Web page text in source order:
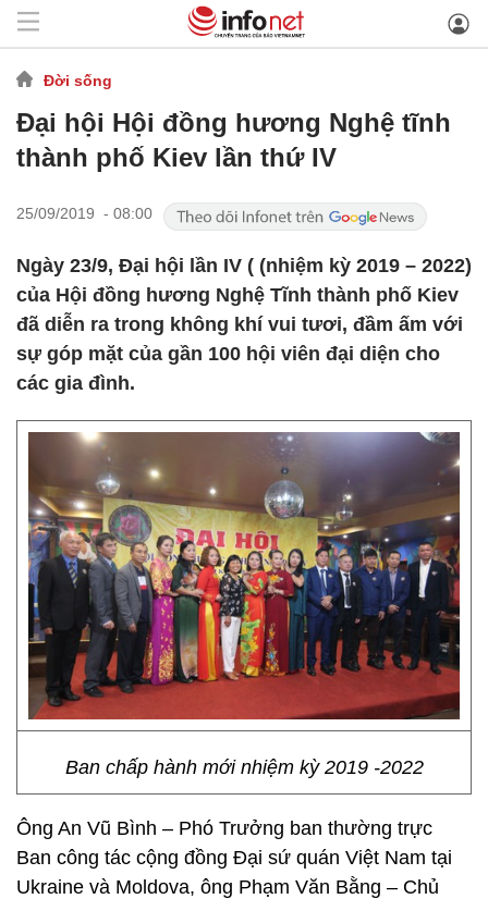
Đời sống
Đại hội Hội đồng hương Nghệ tĩnh
thành phố Kiev lần thứ IV
25/09/2019 - 08:00
​Ngày 23/9, Đại hội lần IV ( (nhiệm kỳ 2019 – 2022)
của Hội đồng hương Nghệ Tĩnh thành phố Kiev
đã diễn ra trong không khí vui tươi, đầm ấm với
sự góp mặt của gần 100 hội viên đại diện cho
các gia đình.
Ban chấp hành mới nhiệm kỳ 2019 -2022
Ông An Vũ Bình – Phó Trưởng ban thường trực
Ban công tác cộng đồng Đại sứ quán Việt Nam tại
Ukraine và Moldova, ông Phạm Văn Bằng – Chủ